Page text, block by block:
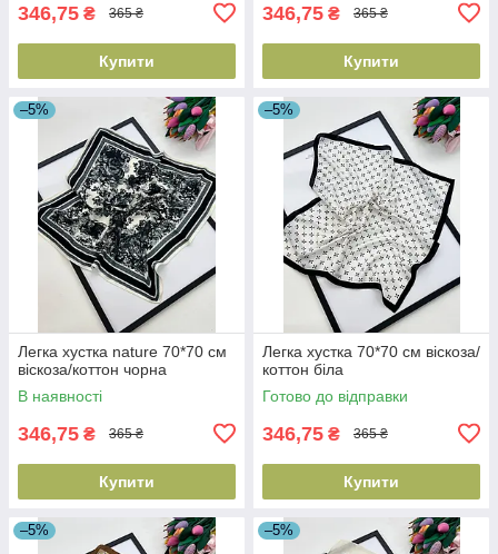
346,75 ₴ 365 ₴
Купити
346,75 ₴ 365 ₴
Купити
–5%
Легка хустка nature 70*70 см
віскоза/коттон чорна
В наявності
346,75 ₴ 365 ₴
Купити
–5%
Легка хустка 70*70 см віскоза/
коттон біла
Готово до відправки
346,75 ₴ 365 ₴
Купити
–5% –5%